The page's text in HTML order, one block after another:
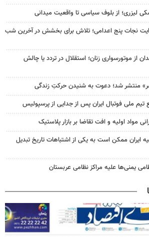
لیزری؛ از بلوف سیاسی تا واقعیت میدانی
نجات پنج اعدامی؛ تلاش برای بخشش در آخرین شب
از موتورسواری زنان؛ استقلال در تردد یا چالش
منتشر شد؛ دعوت به شنیدن حرکتِ زندگی
ملی فوتبال ایران پس از جدایی از پرسپولیس
مواد اولیه و افت تقاضا بر بازار پلاستیک
ایران ممکن است به یکی از اشتباهات تاریخ تبدیل
یمنی‌ها علیه مراکز نظامی عربستان